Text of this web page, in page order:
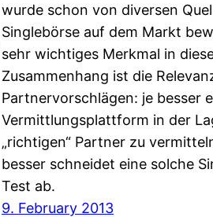
wurde schon von diversen
Singlebörse auf dem Markt
sehr wichtiges Merkmal in
Zusammenhang ist die
Partnervorschlägen: je besser
Vermittlungsplattform in der
„richtigen“ Partner zu
besser schneidet eine solche
Test ab.
9. February 2013